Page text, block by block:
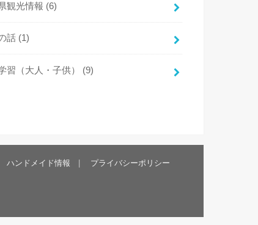
観光情報 (6)
話 (1)
習（大人・子供） (9)
ハンドメイド情報 プライバシーポリシー